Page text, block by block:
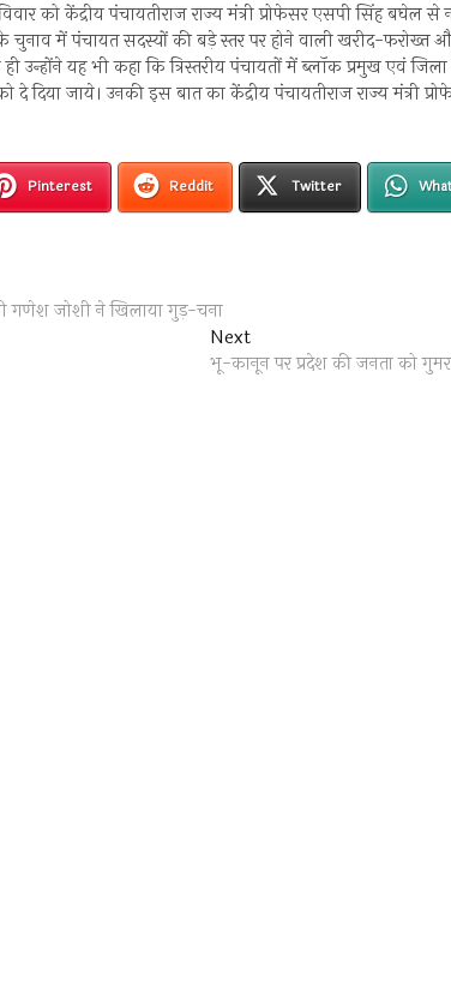
को केंद्रीय पंचायतीराज राज्य मंत्री प्रोफेसर एसपी सिंह बघेल
में पंचायत सदस्यों की बड़े स्तर पर होने वाली खरीद-फरोख्त
उन्होंने यह भी कहा कि त्रिस्तरीय पंचायतों में ब्लॉक प्रमुख एवं
दे दिया जाये। उनकी इस बात का केंद्रीय पंचायतीराज राज्य मंत्री
Pinterest Reddit Twitter
गणेश जोशी ने खिलाया गुड़-चना
NextNext
post:
भू-कानून पर प्रदेश की जनता को